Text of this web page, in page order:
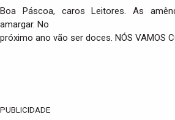
Boa Páscoa, caros Leitores. As
amargar. No
próximo ano vão ser doces. NÓS VAMOS
PUBLICIDADE